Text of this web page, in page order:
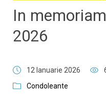
In
2026
12 Ianuarie 2026
Condoleante